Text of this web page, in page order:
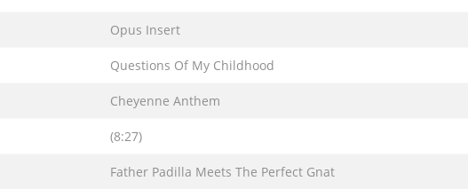
Opus Insert
Questions Of My Childhood
Cheyenne Anthem
(8:27)
Father Padilla Meets The Perfect Gnat